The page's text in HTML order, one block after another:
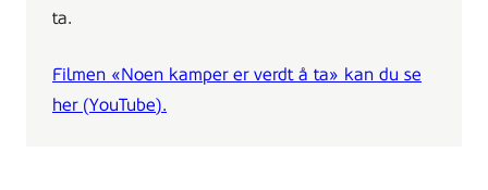
ta.
Filmen «Noen kamper er verdt å ta» kan du se
her (YouTube).